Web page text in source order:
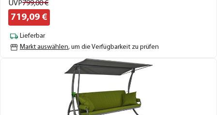
UVP799,00€
719,09 €
Lieferbar
Markt auswählen, um die Verfügbarkeit zu prüfen